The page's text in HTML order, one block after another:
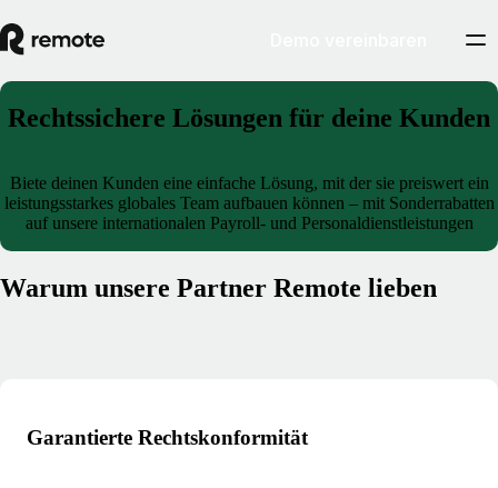
Rechtssichere Lösungen für deine Kunden
Biete deinen Kunden eine einfache Lösung, mit der sie preiswert ein
leistungsstarkes globales Team aufbauen können – mit Sonderrabatten
auf unsere internationalen Payroll- und Personaldienstleistungen
Warum unsere Partner Remote lieben
Garantierte Rechtskonformität